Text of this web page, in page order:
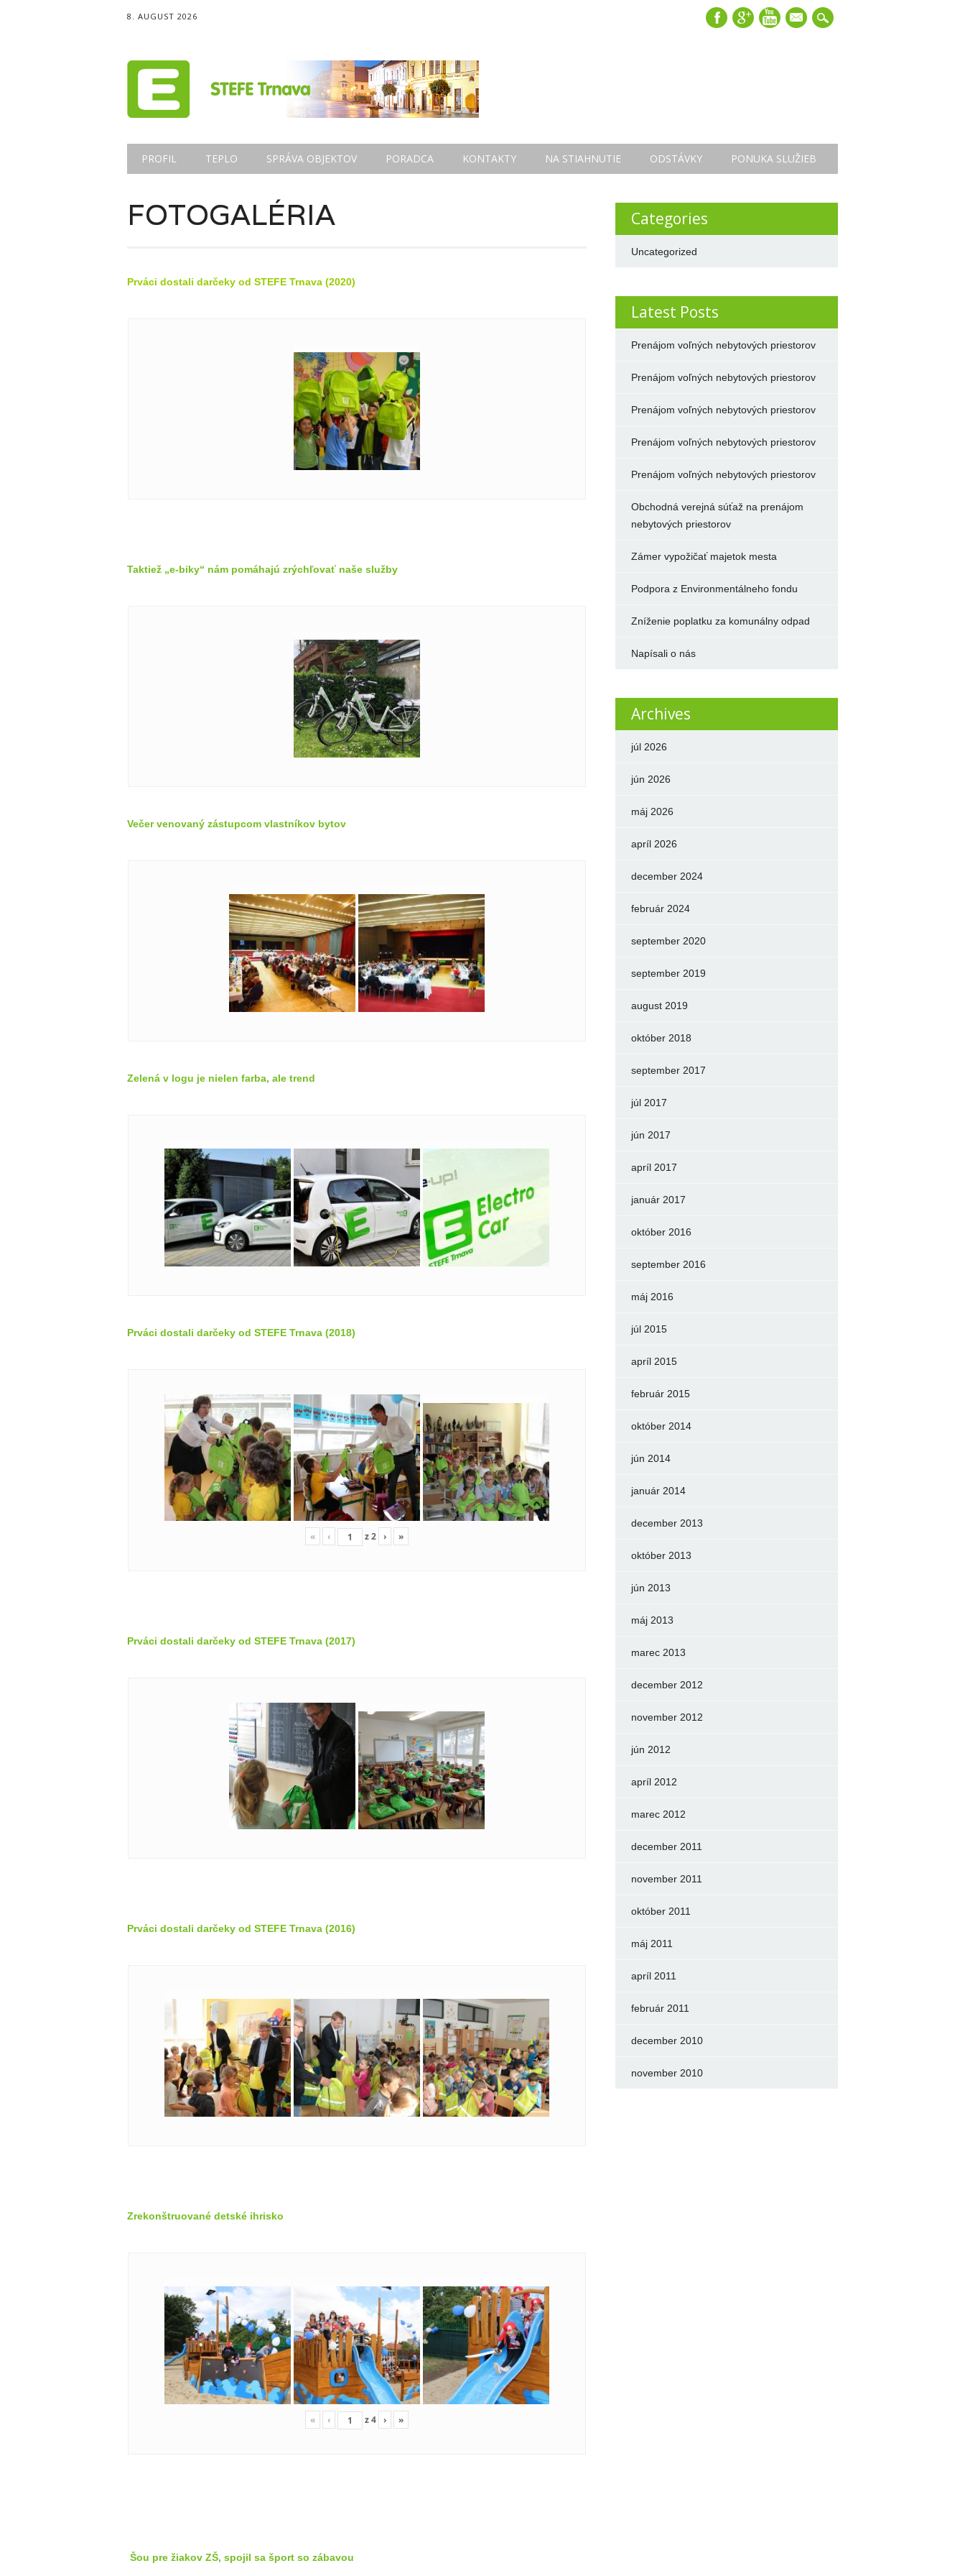
8. AUGUST 2026
mail
Main menu
PROFIL TEPLO SPRÁVA OBJEKTOV PORADCA KONTAKTY NA STIAHNUTIE ODSTÁVKY PONUKA SLUŽIEB
FOTOGALÉRIA
Prváci dostali darčeky od STEFE Trnava (2020)
Taktiež „e-biky“ nám pomáhajú zrýchľovať naše služby
Večer venovaný zástupcom vlastníkov bytov
Zelená v logu je nielen farba, ale trend
Prváci dostali darčeky od STEFE Trnava (2018)
« ‹ z2 › »
Prváci dostali darčeky od STEFE Trnava (2017)
Prváci dostali darčeky od STEFE Trnava (2016)
Zrekonštruované detské ihrisko
« ‹ z4 › »
Šou pre žiakov ZŠ, spojil sa šport so zábavou
Categories
Uncategorized
Latest Posts
Prenájom voľných nebytových priestorov
Prenájom voľných nebytových priestorov
Prenájom voľných nebytových priestorov
Prenájom voľných nebytových priestorov
Prenájom voľných nebytových priestorov
Obchodná verejná súťaž na prenájom
nebytových priestorov
Zámer vypožičať majetok mesta
Podpora z Environmentálneho fondu
Zníženie poplatku za komunálny odpad
Napísali o nás
Archives
júl 2026
jún 2026
máj 2026
apríl 2026
december 2024
február 2024
september 2020
september 2019
august 2019
október 2018
september 2017
júl 2017
jún 2017
apríl 2017
január 2017
október 2016
september 2016
máj 2016
júl 2015
apríl 2015
február 2015
október 2014
jún 2014
január 2014
december 2013
október 2013
jún 2013
máj 2013
marec 2013
december 2012
november 2012
jún 2012
apríl 2012
marec 2012
december 2011
november 2011
október 2011
máj 2011
apríl 2011
február 2011
december 2010
november 2010